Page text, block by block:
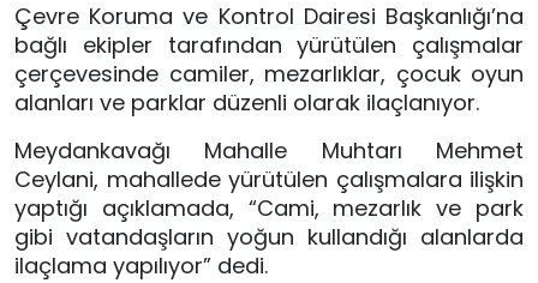
Çevre Koruma ve Kontrol Dairesi Başkanlığı’na
bağlı ekipler tarafından yürütülen çalışmalar
çerçevesinde camiler, mezarlıklar, çocuk oyun
alanları ve parklar düzenli olarak ilaçlanıyor.
Meydankavağı Mahalle Muhtarı Mehmet
Ceylani, mahallede yürütülen çalışmalara ilişkin
yaptığı açıklamada, “Cami, mezarlık ve park
gibi vatandaşların yoğun kullandığı alanlarda
ilaçlama yapılıyor” dedi.